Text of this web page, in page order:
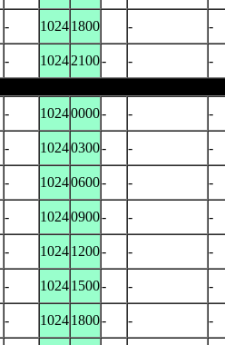
- 10241800 - -
- 10242100- -
-
- 10240000- - -
- 10240300- - -
- 10240600- - -
- 10240900- - -
- 10241200- - -
- 10241500- - -
- 10241800- - -